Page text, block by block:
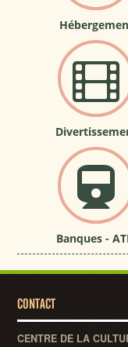
Banques -
CONTACT
CENTRE DE LA